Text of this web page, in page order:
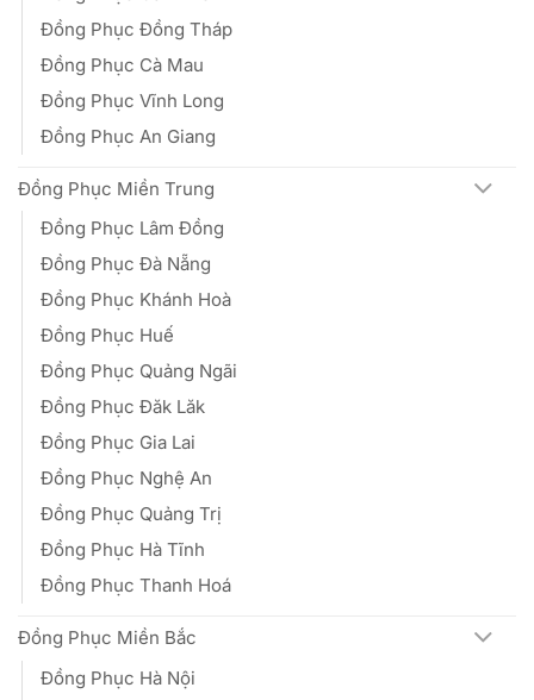
Đồng Phục Đồng Tháp
Đồng Phục Cà Mau
Đồng Phục Vĩnh Long
Đồng Phục An Giang
Đồng Phục Miền Trung
Đồng Phục Lâm Đồng
Đồng Phục Đà Nẵng
Đồng Phục Khánh Hoà
Đồng Phục Huế
Đồng Phục Quảng Ngãi
Đồng Phục Đăk Lăk
Đồng Phục Gia Lai
Đồng Phục Nghệ An
Đồng Phục Quảng Trị
Đồng Phục Hà Tĩnh
Đồng Phục Thanh Hoá
Đồng Phục Miền Bắc
Đồng Phục Hà Nội